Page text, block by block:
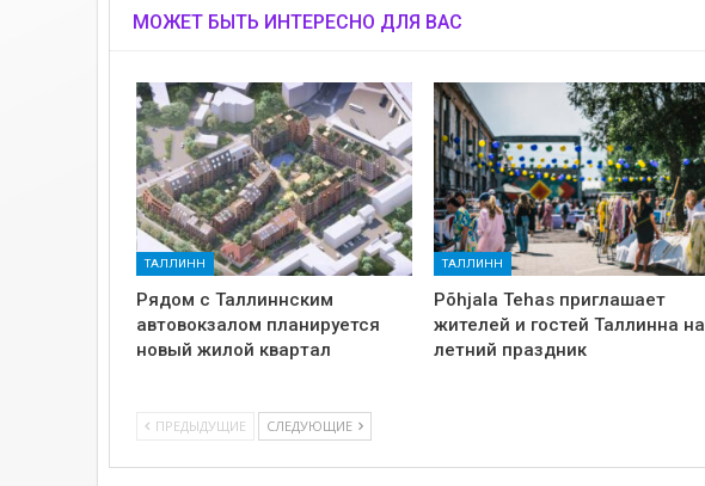
МОЖЕТ БЫТЬ ИНТЕРЕСНО ДЛЯ ВАС
ТАЛЛИНН
Рядом с Таллиннским
автовокзалом планируется
новый жилой квартал
ТАЛЛИНН
Põhjala Tehas приглашает
жителей и гостей Таллинна на
летний праздник
ПРЕДЫДУЩИЕ СЛЕДУЮЩИЕ